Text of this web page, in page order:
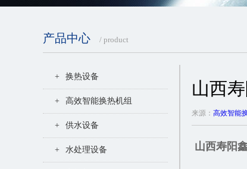
产品中心 / product
+ 换热设备
+ 高效智能换热机组
+ 供水设备
+ 水处理设备
山西
来源： 高效智能
山西寿阳